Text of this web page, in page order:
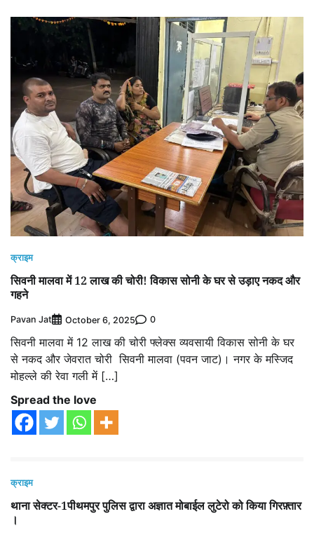
क्राइम
सिवनी मालवा में 12 लाख की चोरी! विकास सोनी के घर से उड़ाए नकद और
गहने
Pavan Jat October 6, 2025 0
सिवनी मालवा में 12 लाख की चोरी फ्लेक्स व्यवसायी विकास सोनी के घर
से नकद और जेवरात चोरी सिवनी मालवा (पवन जाट)। नगर के मस्जिद
मोहल्ले की रेवा गली में […]
Spread the love
क्राइम
थाना सेक्टर-1पीथमपुर पुलिस द्वारा अज्ञात मोबाईल लुटेरो को किया गिरफ़्तार
।